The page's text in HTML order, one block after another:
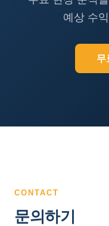
예상 수
무
CONTACT
문의하기